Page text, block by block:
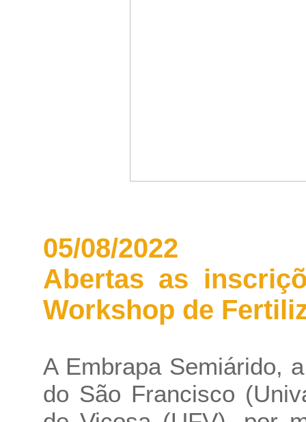
05/08/2022
Abertas as
Workshop de
A Embrapa Semiárido,
do São Francisco